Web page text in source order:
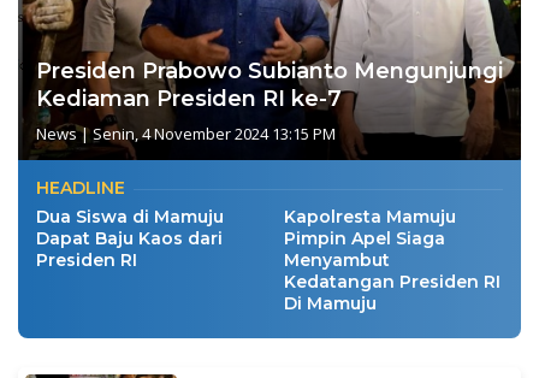
Presiden Prabowo Subianto Mengunjungi
Kediaman Presiden RI ke-7
News|Senin, 4 November 2024 13:15 PM
HEADLINE
Dua Siswa di Mamuju
Dapat Baju Kaos dari
Presiden RI
Kapolresta Mamuju
Pimpin Apel Siaga
Menyambut
Kedatangan Presiden RI
Di Mamuju